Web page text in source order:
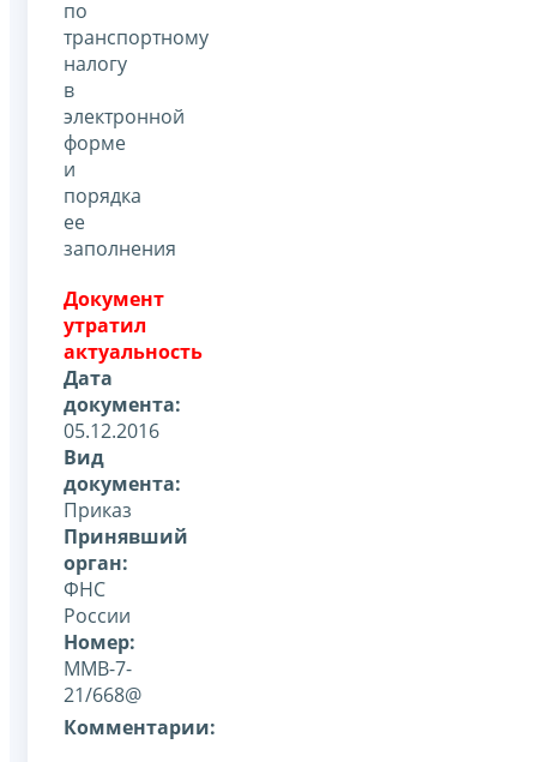
по
транспортному
налогу
в
электронной
форме
и
порядка
ее
заполнения
Документ
утратил
актуальность
Дата
документа:
05.12.2016
Вид
документа:
Приказ
Принявший
орган:
ФНС
России
Номер:
ММВ-7-
21/668@
Комментарии: